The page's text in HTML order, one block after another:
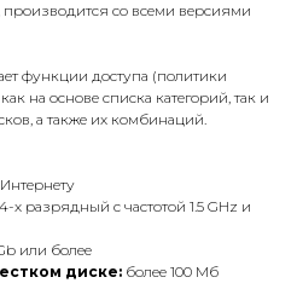
производится со всеми версиями
функции доступа (политики
на основе списка категорий, так и
а также их комбинаций.
х разрядный с частотой 1.5 GHz и
или более
диске: более 100 Мб